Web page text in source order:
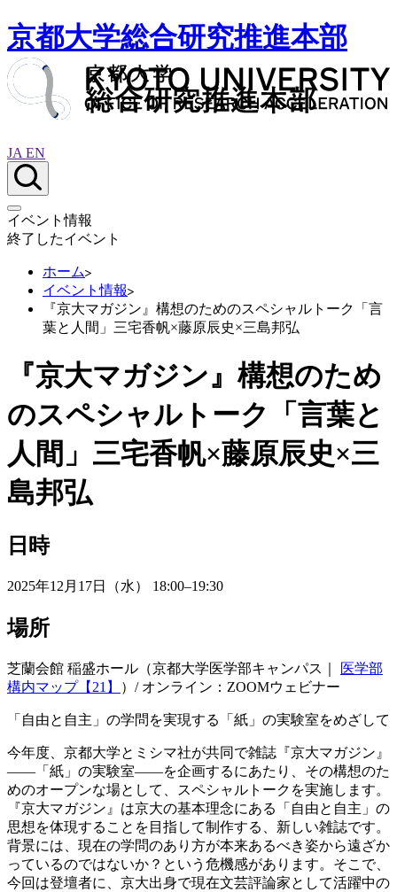
京都大学総合研究推進本部
JA EN
イベント情報
終了したイベント
ホーム
イベント情報
『京大マガジン』構想のためのスペシャルトーク「言
葉と人間」三宅香帆×藤原辰史×三島邦弘
『京大マガジン』構想のため
のスペシャルトーク「言葉と
人間」三宅香帆×藤原辰史×三
島邦弘
日時
2025年12月17日（水） 18:00–19:30
場所
芝蘭会館 稲盛ホール（京都大学医学部キャンパス｜
医学部
構内マップ【21】
）/ オンライン：ZOOMウェビナー
「自由と自主」の学問を実現する「紙」の実験室をめざして
今年度、京都大学とミシマ社が共同で雑誌『京大マガジン』
――「紙」の実験室――を企画するにあたり、その構想のた
めのオープンな場として、スペシャルトークを実施します。
『京大マガジン』は京大の基本理念にある「自由と自主」の
思想を体現することを目指して制作する、新しい雑誌です。
背景には、現在の学問のあり方が本来あるべき姿から遠ざか
っているのではないか？という危機感があります。そこで、
今回は登壇者に、京大出身で現在文芸評論家として活躍中の